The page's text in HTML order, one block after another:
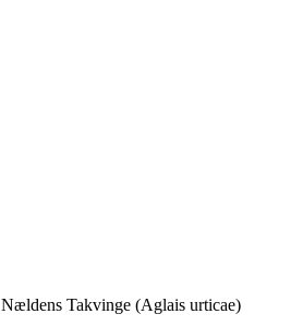
Nældens Takvinge (Aglais urticae)